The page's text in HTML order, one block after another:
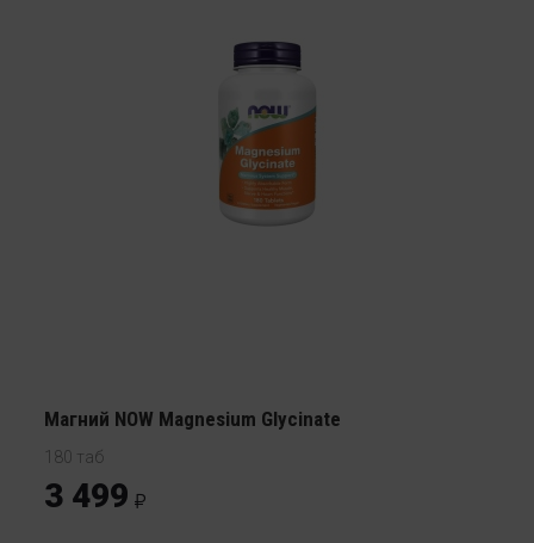
Магний NOW Magnesium Glycinate
180 таб
3 499